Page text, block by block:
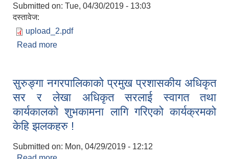
Submitted on: Tue, 04/30/2019 - 13:03
दस्तावेज:
upload_2.pdf
Read more
सुरुङ्गा नगरपालिकाको प्रमुख प्रशासकीय अधिकृत
सर र लेखा अधिकृत सरलाई स्वागत तथा
कार्यकालको शुभकामना लागि गरिएको कार्यक्रमको
केहि झलकहरु !
Submitted on: Mon, 04/29/2019 - 12:12